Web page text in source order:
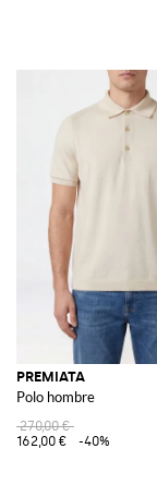
PREMIATA
Polo hombre
270,00 €
162,00 €
-40%